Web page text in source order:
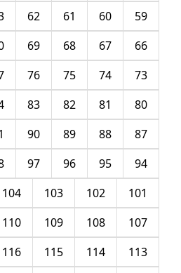
59
60
61
62
66
67
68
69
73
74
75
76
80
81
82
83
87
88
89
90
94
95
96
97
101
102
103
104
107
108
109
110
113
114
115
116